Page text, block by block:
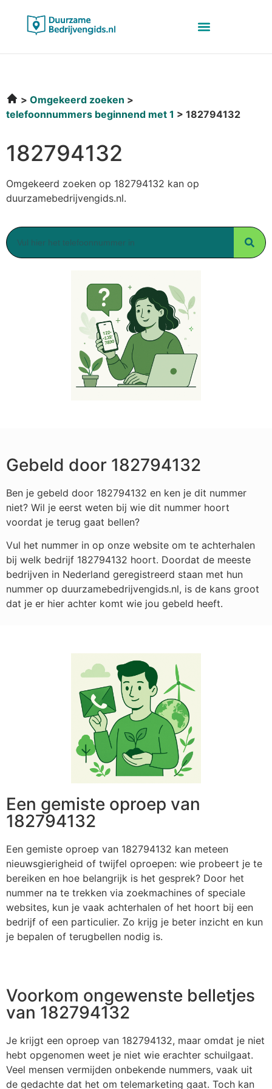
Omgekeerd zoeken
telefoonnummers beginnend met 1
182794132
182794132
Omgekeerd zoeken op 182794132 kan op
duurzamebedrijvengids.nl.
Gebeld door 182794132
Ben je gebeld door 182794132 en ken je dit nummer
niet? Wil je eerst weten bij wie dit nummer hoort
voordat je terug gaat bellen?
Vul het nummer in op onze website om te achterhalen
bij welk bedrijf 182794132 hoort. Doordat de meeste
bedrijven in Nederland geregistreerd staan met hun
nummer op duurzamebedrijvengids.nl, is de kans groot
dat je er hier achter komt wie jou gebeld heeft.
Een gemiste oproep van
182794132
Een gemiste oproep van 182794132 kan meteen
nieuwsgierigheid of twijfel oproepen: wie probeert je te
bereiken en hoe belangrijk is het gesprek? Door het
nummer na te trekken via zoekmachines of speciale
websites, kun je vaak achterhalen of het hoort bij een
bedrijf of een particulier. Zo krijg je beter inzicht en kun
je bepalen of terugbellen nodig is.
Voorkom ongewenste belletjes
van 182794132
Je krijgt een oproep van 182794132, maar omdat je niet
hebt opgenomen weet je niet wie erachter schuilgaat.
Veel mensen vermijden onbekende nummers, vaak uit
de gedachte dat het om telemarketing gaat. Toch kan